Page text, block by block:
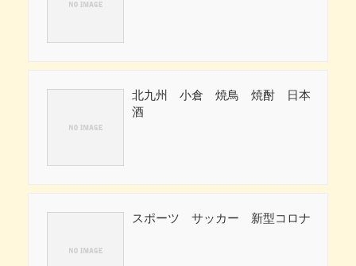
北九州 小倉 焼鳥 焼酎 日本
酒
スポーツ サッカー 新型コロナ